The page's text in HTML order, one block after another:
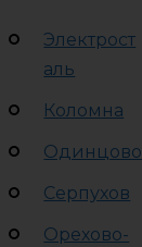
Электрост
аль
Коломна
Одинцово
Серпухов
Орехово-